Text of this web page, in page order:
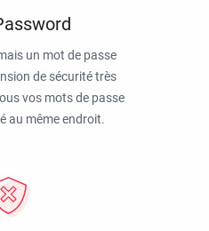
un mot de passe
de sécurité très
vos mots de passe
au même endroit.